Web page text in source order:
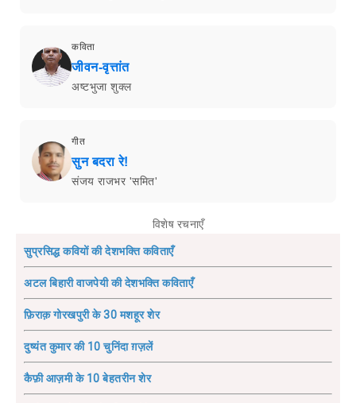
कविता
जीवन-वृत्तांत
अष्टभुजा शुक्‍ल
गीत
सुन बदरा रे!
संजय राजभर 'समित'
विशेष रचनाएँ
सुप्रसिद्ध कवियों की देशभक्ति कविताएँ
अटल बिहारी वाजपेयी की देशभक्ति कविताएँ
फ़िराक़ गोरखपुरी के 30 मशहूर शेर
दुष्यंत कुमार की 10 चुनिंदा ग़ज़लें
कैफ़ी आज़मी के 10 बेहतरीन शेर